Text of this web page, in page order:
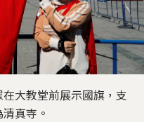
大教堂前展示國旗，支
真寺。